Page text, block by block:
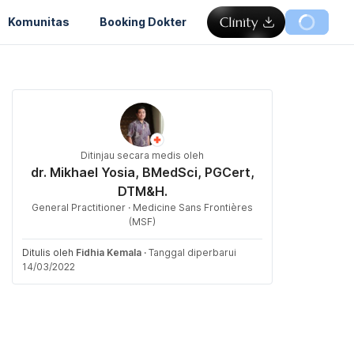
Komunitas Booking Dokter
Ditinjau secara medis oleh
dr. Mikhael Yosia, BMedSci, PGCert,
DTM&H.
General Practitioner · Medicine Sans Frontières
(MSF)
Ditulis oleh Fidhia Kemala · Tanggal diperbarui
14/03/2022